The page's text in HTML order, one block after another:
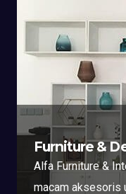
Furniture &
Alfa Furniture &
macam aksesoris